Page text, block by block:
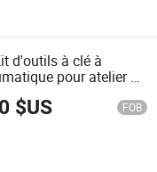
d'outils à clé à
pour atelier de
$US FOB